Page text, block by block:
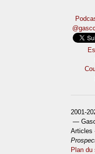
2001-
—
Plan du